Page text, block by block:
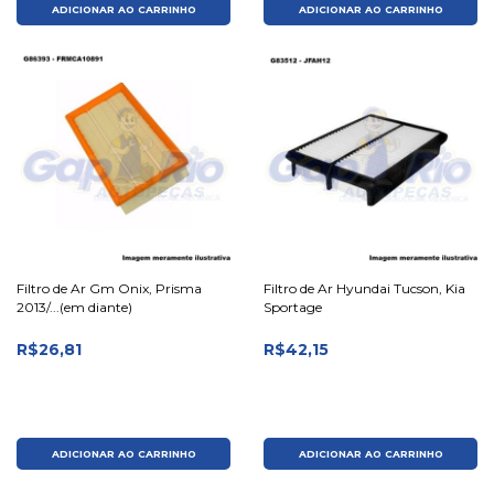
ADICIONAR AO CARRINHO ADICIONAR AO CARRINHO
Filtro de Ar Gm Onix, Prisma
2013/...(em diante)
R$26,81
ADICIONAR AO CARRINHO
Filtro de Ar Hyundai Tucson, Kia
Sportage
R$42,15
ADICIONAR AO CARRINHO